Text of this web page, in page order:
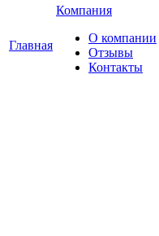
Главная
Компания
О компании
Отзывы
Контакты